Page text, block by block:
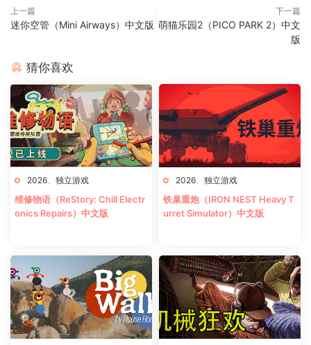
上一篇
迷你空管（Mini Airways）中文版
下一篇
萌猫乐园2（PICO PARK 2）中文
版
猜你喜欢
2026 独立游戏
维修物语（ReStory: Chill Electr
onics Repairs）中文版
2026 独立游戏
铁巢重炮（IRON NEST Heavy T
urret Simulator）中文版